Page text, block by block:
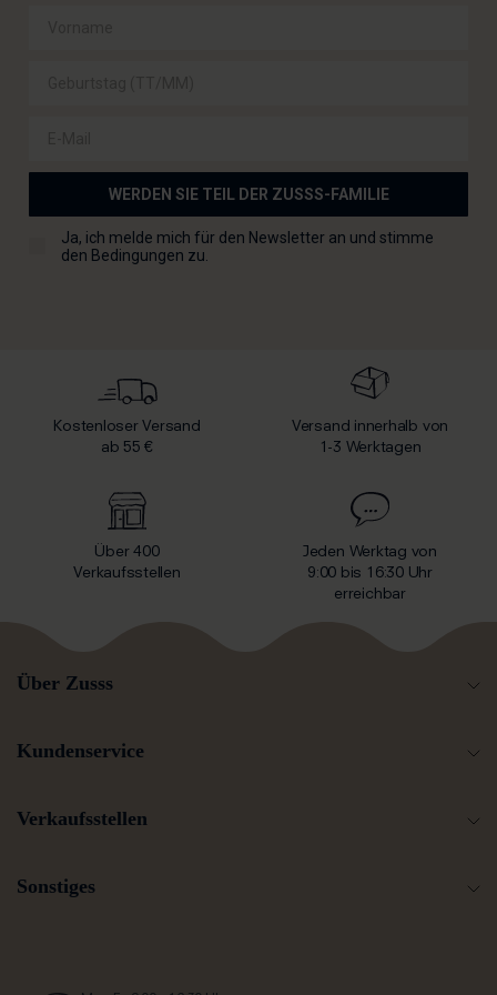
WERDEN SIE TEIL DER ZUSSS-FAMILIE
Checkbox für die Allgemeinen Geschäftsbedingungen
Ja, ich melde mich für den Newsletter an und stimme
den Bedingungen zu.
Kostenloser Versand
ab 55 €
Versand innerhalb von
1-3 Werktagen
Über 400
Verkaufsstellen
Jeden Werktag von
9:00 bis 16:30 Uhr
erreichbar
Über Zusss
Kundenservice
Verkaufsstellen
Sonstiges